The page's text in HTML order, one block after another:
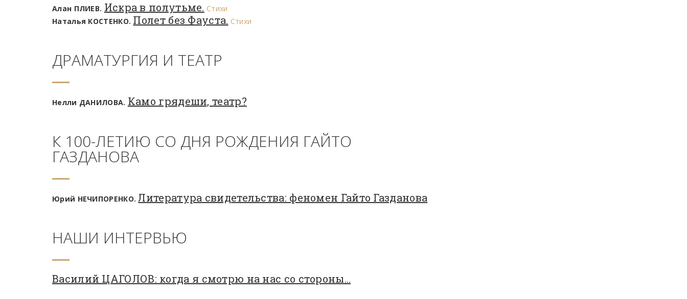
Алан ПЛИЕВ. Искра в полутьме. Стихи
Наталья КОСТЕНКО. Полет без Фауста. Стихи
ДРАМАТУРГИЯ И ТЕАТР
Нелли ДАНИЛОВА. Камо грядеши, театр?
К 100-ЛЕТИЮ СО ДНЯ РОЖДЕНИЯ ГАЙТО
ГАЗДАНОВА
Юрий НЕЧИПОРЕНКО. Литература свидетельства: феномен Гайто Газданова
НАШИ ИНТЕРВЬЮ
Василий ЦАГОЛОВ: когда я смотрю на нас со стороны…